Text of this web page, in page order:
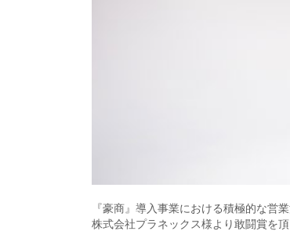
『豪商』導入事業における積極的な営
株式会社プラネックス様より敢闘賞を頂